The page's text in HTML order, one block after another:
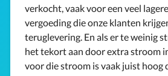
verkocht, vaak voor een veel
vergoeding die onze klanten
teruglevering. En als er te weinig
het tekort aan door extra stroom
voor die stroom is vaak juist hoog